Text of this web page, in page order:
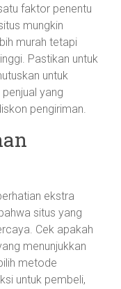
faktor penentu
mungkin
murah tetapi
Pastikan untuk
untuk
yang
pengiriman.
ekstra
situs yang
Cek apakah
menunjukkan
metode
untuk pembeli,